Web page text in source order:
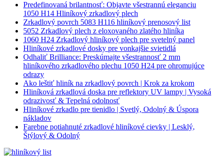
Predefinovaná brilantnosť: Objavte všestrannú eleganciu
1050 H14 Hliníkový zrkadlový plech
Zrkadlový povrch 5083 H116 hliníkový prenosový list
5052 Zrkadlový plech z eloxovaného zlatého hliníka
1060 H24 Zrkadlový hliníkový plech pre svetelný panel
Hliníkové zrkadlové dosky pre vonkajšie svietidlá
Odhaliť Brilliance: Preskúmajte všestrannosť 2 mm
hliníkového zrkadlového plechu 1050 H24 pre ohromujúce
odrazy
Ako leštiť hliník na zrkadlový povrch | Krok za krokom
Hliníková zrkadlová doska pre reflektory UV lampy | Vysoká
odrazivosť & Tepelná odolnosť
Hliníkové zrkadlo pre tienidlo | Svetlý, Odolný & Úspora
nákladov
Farebne potiahnuté zrkadlové hliníkové cievky | Lesklý,
Štýlový & Odolný